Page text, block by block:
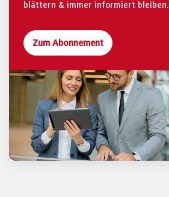
blättern & immer informiert bleiben.
Zum Abonnement